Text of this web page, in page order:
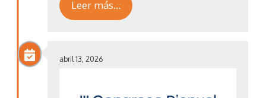
Leer más…
abril 13, 2026